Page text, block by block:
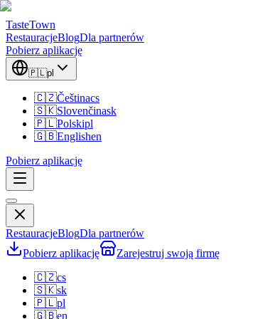
TasteTown
RestauracjeBlogDla partnerów
Pobierz aplikację
🇵🇱pl
🇨🇿Češtinacs
🇸🇰Slovenčinask
🇵🇱Polskipl
🇬🇧Englishen
Pobierz aplikację
RestauracjeBlogDla partnerów
Pobierz aplikację
Zarejestruj swoją firmę
🇨🇿cs
🇸🇰sk
🇵🇱pl
🇬🇧en